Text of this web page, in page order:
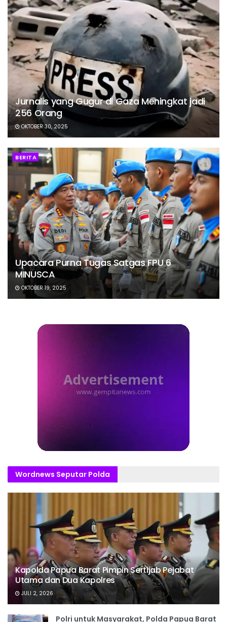
Jurnalis yang Gugur di Gaza Meningkat jadi
256 Orang
OKTOBER 30, 2025
BERITA
Upacara Purna Tugas Satgas FPU 6
MINUSCA
OKTOBER 19, 2025
Wordnews Seputar Polda
Kapolda Papua Barat Pimpin Sertijab Pejabat
Utama dan Dua Kapolres
JULI 2, 2026
Polri untuk Masyarakat, Polda Papua Barat